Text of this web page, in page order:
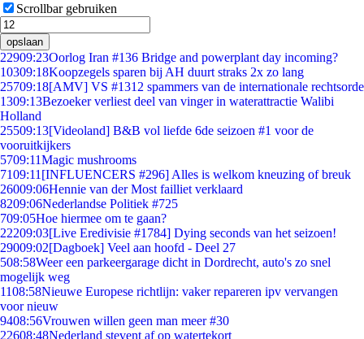
Scrollbar gebruiken
opslaan
22909:23Oorlog Iran #136 Bridge and powerplant day incoming?
10309:18Koopzegels sparen bij AH duurt straks 2x zo lang
25709:18[AMV] VS #1312 spammers van de internationale rechtsorde
1309:13Bezoeker verliest deel van vinger in waterattractie Walibi
Holland
25509:13[Videoland] B&B vol liefde 6de seizoen #1 voor de
vooruitkijkers
5709:11Magic mushrooms
7109:11 [INFLUENCERS #296] Alles is welkom kneuzing of breuk
26009:06Hennie van der Most failliet verklaard
8209:06Nederlandse Politiek #725
709:05Hoe hiermee om te gaan?
22209:03[Live Eredivisie #1784] Dying seconds van het seizoen!
29009:02[Dagboek] Veel aan hoofd - Deel 27
508:58Weer een parkeergarage dicht in Dordrecht, auto's zo snel
mogelijk weg
1108:58Nieuwe Europese richtlijn: vaker repareren ipv vervangen
voor nieuw
9408:56Vrouwen willen geen man meer #30
22608:48Nederland stevent af op watertekort